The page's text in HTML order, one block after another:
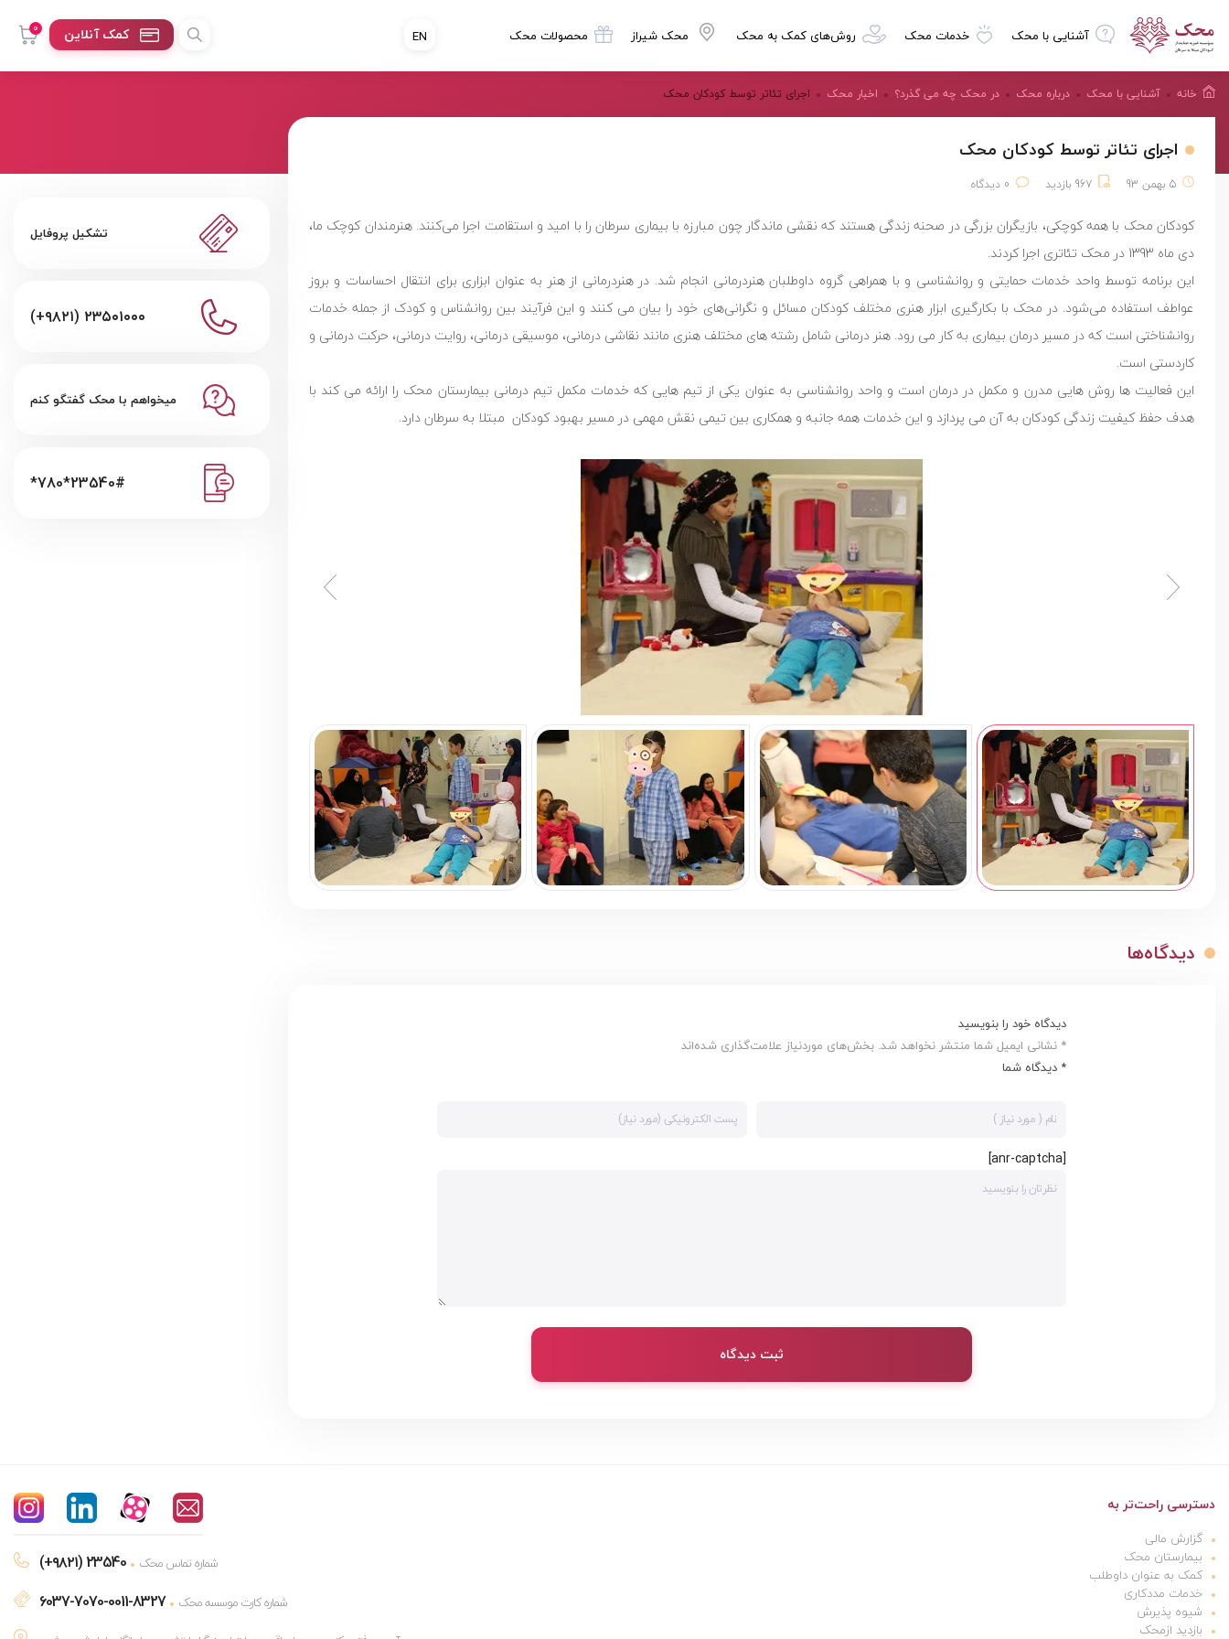
آشنایی با محک خدمات محک روش‌های کمک به محک محک شیراز محصولات محک 0 کمک آنلاین EN
خانه آشنایی با محک درباره محک در محک چه می گذرد؟ اخبار محک اجرای تئاتر توسط کودکان محک
اجرای تئاتر توسط کودکان محک
5 بهمن 93 967 بازدید 0 دیدگاه
کودکان محک با همه کوچکی، بازیگران بزرگی در صحنه زندگی هستند که نقشی ماندگار چون مبارزه با بیماری سرطان را با امید و استقامت اجرا می‌کنند. هنرمندان کوچک ما،
دی ماه 1393 در محک تئاتری اجرا کردند.
این برنامه توسط واحد خدمات حمایتی و روانشناسی و با همراهی گروه داوطلبان هنردرمانی انجام شد. در هنردرمانی از هنر به عنوان ابزاری برای انتقال احساسات و بروز
عواطف استفاده می‌شود. در محک با بکارگیری ابزار هنری مختلف کودکان مسائل و نگرانی‌های خود را بیان می کنند و این فرآیند بین روانشناس و کودک از جمله خدمات
روانشناختى است که در مسیر درمان بیمارى به کار مى رود. هنر درمانی شامل رشته های مختلف هنری مانند نقاشی درمانی، موسیقی درمانی، روایت درمانی، حرکت درمانی و
کاردستی است.
این فعالیت ها روش هایی مدرن و مکمل در درمان است و واحد روانشناسی به عنوان یکی از تیم هایی که خدمات مکمل تیم درمانی بیمارستان محک را ارائه مى کند با
هدف حفظ کیفیت زندگی کودکان به آن مى پردازد و این خدمات همه جانبه و همکاری بین تیمی نقش مهمی در مسیر بهبود کودکان مبتلا به سرطان دارد.
دیدگاه‌ها
دیدگاه خود را بنویسید
* نشانی ایمیل شما منتشر نخواهد شد. بخش‌های موردنیاز علامت‌گذاری شده‌اند
* دیدگاه شما
[anr-captcha]
ثبت دیدگاه
تشکیل پروفایل
(+۹۸۲۱) ۲۳۵۰۱۰۰۰
میخواهم با محک گفتگو کنم
*780*23540#
دسترسی راحت‌تر به
گزارش مالی
بیمارستان محک
کمک به عنوان داوطلب
خدمات مددکاری
شیوه پذیرش
بازدید ازمحک
(+۹۸۲۱) 23540 شماره تماس محک
6037-7070-0011-8327
شماره کارت موسسه محک